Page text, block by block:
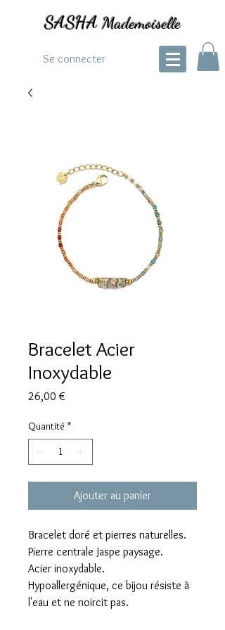
SASHA Mademoiselle
Se connecter
Bracelet Acier
Inoxydable
26,00 €
Quantité *
Ajouter au panier
Bracelet doré et pierres naturelles.
Pierre centrale Jaspe paysage.
Acier inoxydable.
Hypoallergénique, ce bijou résiste à
l'eau et ne noircit pas.